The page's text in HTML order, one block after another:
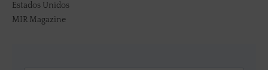
Estados Unidos
MIR Magazine